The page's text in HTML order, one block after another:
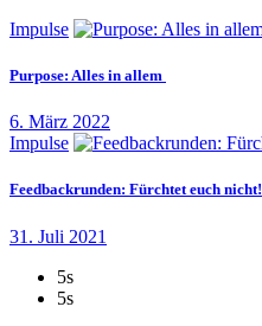
Impulse
Purpose: Alles in allem
6. März 2022
Impulse
Feedbackrunden: Fürchtet euch nicht!
31. Juli 2021
5s
5s